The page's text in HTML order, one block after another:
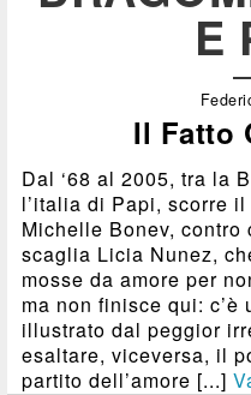
E
Il Fatto
Dal ‘68 al 2005, tra la
l’italia di Papi, scorre
Michelle Bonev,
scaglia Licia Nunez,
mosse da amore per
ma non finisce qui:
illustrato dal peggior
esaltare, viceversa, il
partito dell’amore [...]